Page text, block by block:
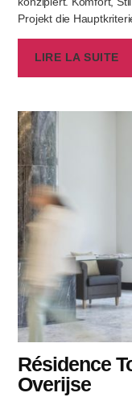
Projekt die
LIRE LA SUITE
Résidence
Overijse